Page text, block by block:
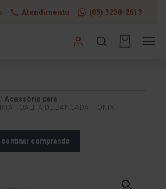
Atendimento (85) 3238-2613
Acessório para
TOALHA DE BANCADA – ONIX
continar comprando